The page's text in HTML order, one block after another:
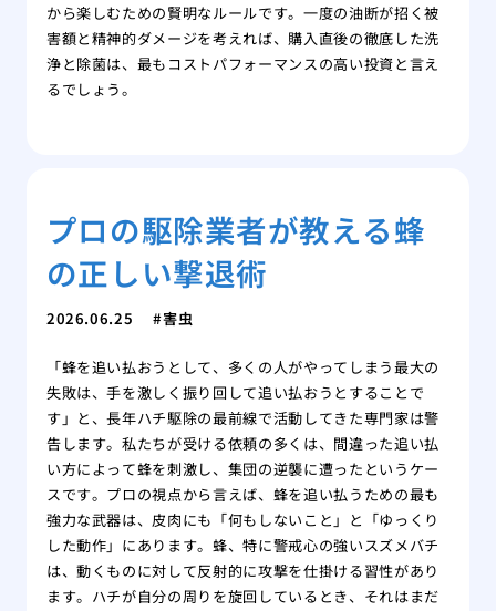
から楽しむための賢明なルールです。一度の油断が招く被
害額と精神的ダメージを考えれば、購入直後の徹底した洗
浄と除菌は、最もコストパフォーマンスの高い投資と言え
るでしょう。
プロの駆除業者が教える蜂
の正しい撃退術
2026.06.25 害虫
「蜂を追い払おうとして、多くの人がやってしまう最大の
失敗は、手を激しく振り回して追い払おうとすることで
す」と、長年ハチ駆除の最前線で活動してきた専門家は警
告します。私たちが受ける依頼の多くは、間違った追い払
い方によって蜂を刺激し、集団の逆襲に遭ったというケー
スです。プロの視点から言えば、蜂を追い払うための最も
強力な武器は、皮肉にも「何もしないこと」と「ゆっくり
した動作」にあります。蜂、特に警戒心の強いスズメバチ
は、動くものに対して反射的に攻撃を仕掛ける習性があり
ます。ハチが自分の周りを旋回しているとき、それはまだ